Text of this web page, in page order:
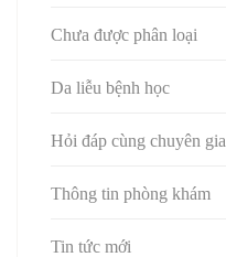
Chưa được phân loại
Da liễu bệnh học
Hỏi đáp cùng chuyên gia
Thông tin phòng khám
Tin tức mới